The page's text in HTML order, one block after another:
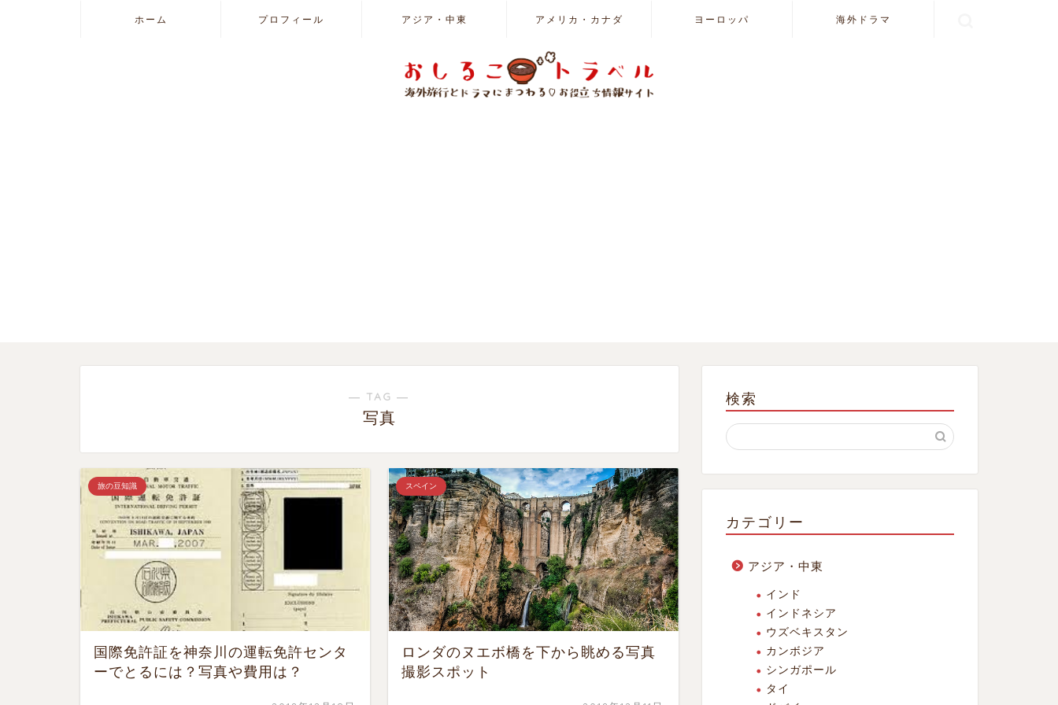
ホーム プロフィール アジア・中東 アメリカ・カナダ ヨーロッパ 海外ドラマ
― TAG ―
写真
旅の豆知識
国際免許証を神奈川の運転免許センタ
ーでとるには？写真や費用は？
スペイン
ロンダのヌエボ橋を下から眺める写真
撮影スポット
検索
カテゴリー
アジア・中東
インド
インドネシア
ウズベキスタン
カンボジア
シンガポール
タイ